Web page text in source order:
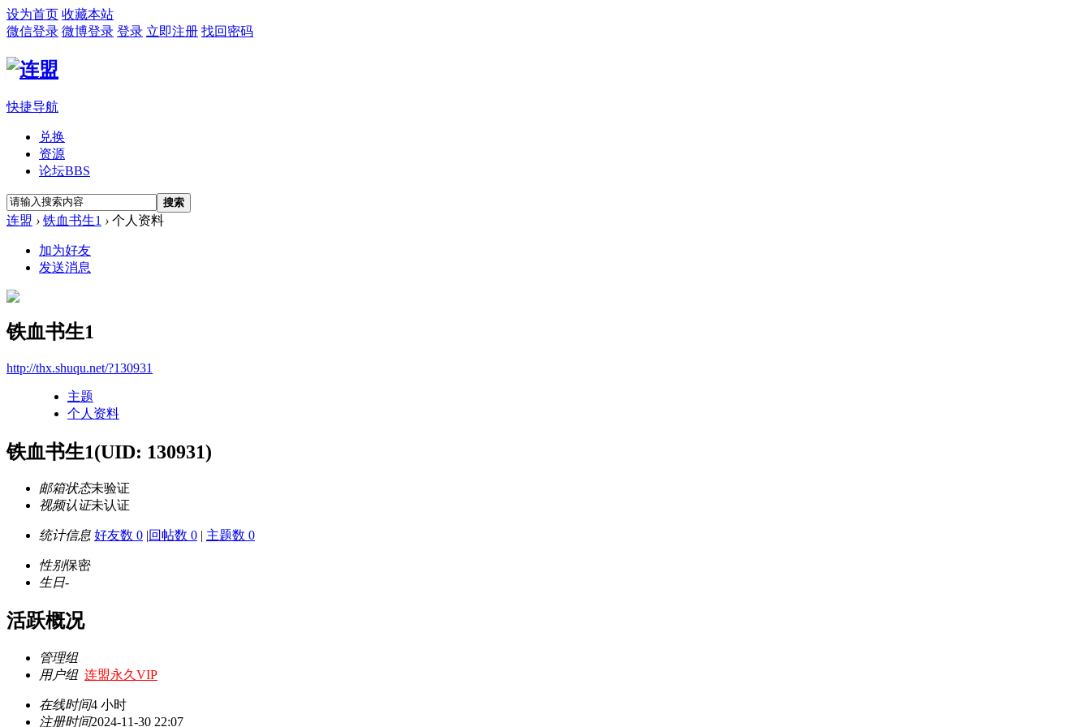
设为首页 收藏本站
微信登录 微博登录 登录 立即注册 找回密码
快捷导航
兑换
资源
论坛BBS
搜索
连盟 › 铁血书生1 › 个人资料
加为好友
发送消息
铁血书生1
http://thx.shuqu.net/?130931
主题
个人资料
铁血书生1(UID: 130931)
邮箱状态未验证
视频认证未认证
统计信息 好友数 0 |回帖数 0 | 主题数 0
性别保密
生日-
活跃概况
管理组
用户组 连盟永久VIP
在线时间4 小时
注册时间2024-11-30 22:07